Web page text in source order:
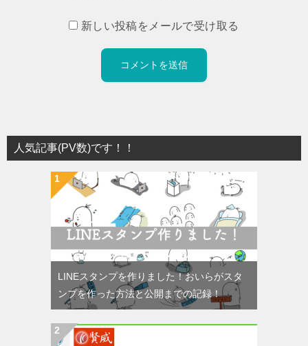
新しい投稿をメールで受け取る
人気記事(PV数)です！！
LINEスタンプを作りました！おいらがスタ
ンプを作った方法と公開までの記録！